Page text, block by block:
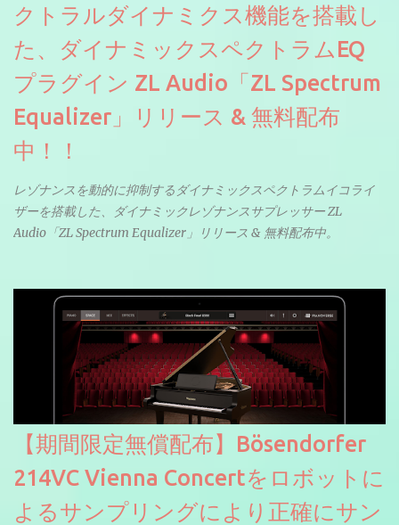
クトラルダイナミクス機能を搭載し
た、ダイナミックスペクトラムEQ
プラグイン ZL Audio「ZL Spectrum
Equalizer」リリース & 無料配布
中！！
レゾナンスを動的に抑制するダイナミックスペクトラムイコライ
ザーを搭載した、ダイナミックレゾナンスサプレッサー ZL
Audio「ZL Spectrum Equalizer」リリース & 無料配布中。
【期間限定無償配布】Bösendorfer
214VC Vienna Concertをロボットに
よるサンプリングにより正確にサン